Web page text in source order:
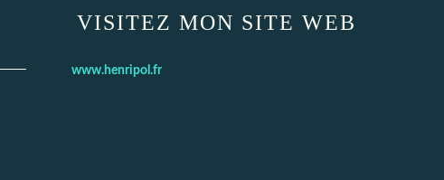
VISITEZ MON SITE WEB
www.henripol.fr